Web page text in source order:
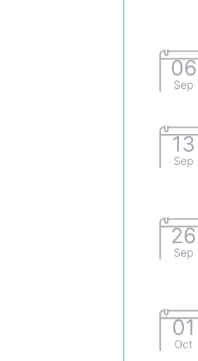
06
Sep
13
Sep
26
Sep
01
Oct